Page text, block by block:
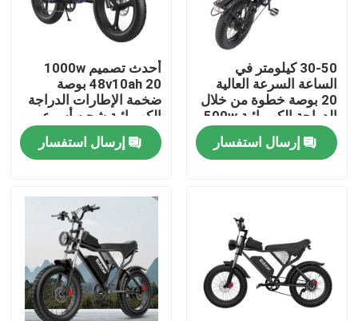
معلومات عنا
جولة في المعمل
رقابة جودة
اطلب اقتباس
الدراجة الكهربائية ذات الإطارات الدهنية القابلة للطي
دراجات مدينة كهربائية
30-50 كيلومتر في
الساعة السرعة العالية
20 بوصة خطوة من خلال
الدراجة الكهربائية 500w
محرك بدون فرشاة
إرسال استفسار
أحدث تصميم 1000w
48v10ah 20 بوصة
ضخمة الإطارات الدراجة
الكهربائية شحن أسرع
إرسال استفسار